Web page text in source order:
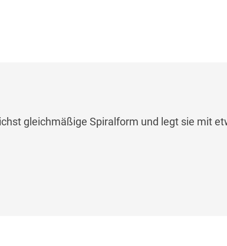
gleichmäßige Spiralform und legt sie mit